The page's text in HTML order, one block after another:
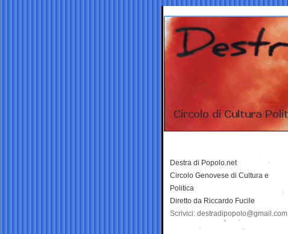
Destra di Popolo.net
Circolo Genovese di Cultura e
Politica
Diretto da Riccardo Fucile
Scrivici: destradipopolo@gmail.com